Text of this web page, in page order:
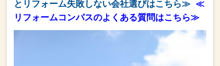
とリフォーム失敗しない会社選びはこちら≫ ≪
リフォームコンパスのよくある質問はこちら≫